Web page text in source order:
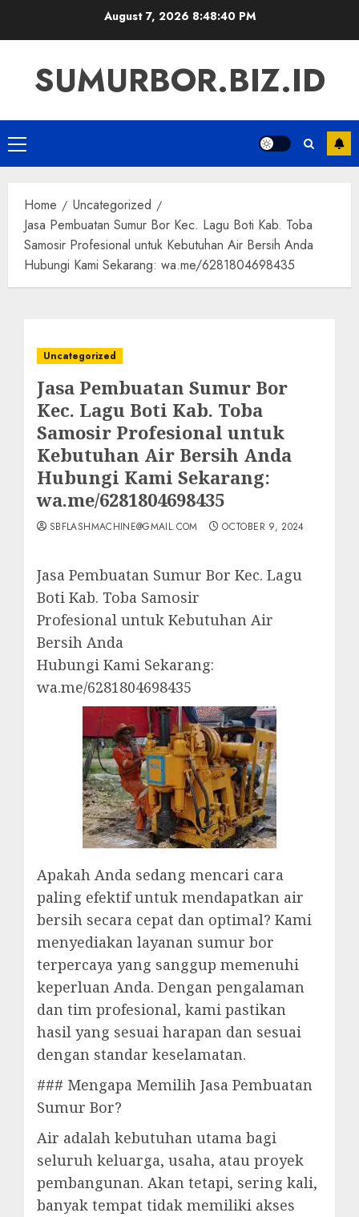
August 7, 2026 8:48:41 PM
SUMURBOR.BIZ.ID
Primary
Menu
Home
Uncategorized
Jasa Pembuatan Sumur Bor Kec. Lagu Boti Kab. Toba
Samosir Profesional untuk Kebutuhan Air Bersih Anda
Hubungi Kami Sekarang: wa.me/6281804698435
Uncategorized
Jasa Pembuatan Sumur Bor
Kec. Lagu Boti Kab. Toba
Samosir Profesional untuk
Kebutuhan Air Bersih Anda
Hubungi Kami Sekarang:
wa.me/6281804698435
SBFLASHMACHINE@GMAIL.COM OCTOBER 9, 2024
Jasa Pembuatan Sumur Bor Kec. Lagu
Boti Kab. Toba Samosir
Profesional untuk Kebutuhan Air
Bersih Anda
Hubungi Kami Sekarang:
wa.me/6281804698435
Apakah Anda sedang mencari cara
paling efektif untuk mendapatkan air
bersih secara cepat dan optimal? Kami
menyediakan layanan sumur bor
terpercaya yang sanggup memenuhi
keperluan Anda. Dengan pengalaman
dan tim profesional, kami pastikan
hasil yang sesuai harapan dan sesuai
dengan standar keselamatan.
### Mengapa Memilih Jasa Pembuatan
Sumur Bor?
Air adalah kebutuhan utama bagi
seluruh keluarga, usaha, atau proyek
pembangunan. Akan tetapi, sering kali,
banyak tempat tidak memiliki akses